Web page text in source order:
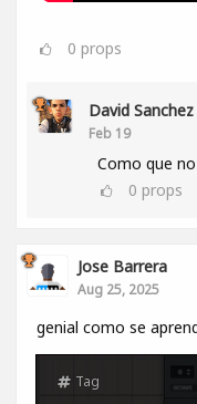
0 props
David Sanchez
Feb 19
Como que
0 props
Jose Barrera
Aug 25, 2025
genial como se
Tag